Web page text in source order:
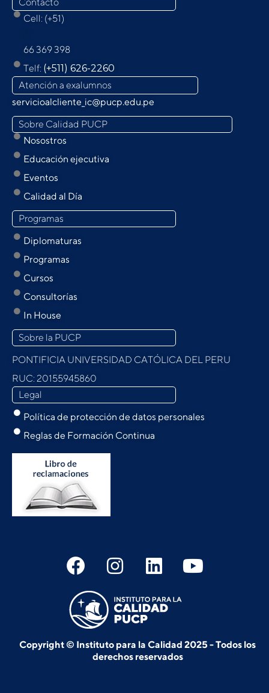
Contacto
Cell: (+51)
66 369 398
Telf: (+511) 626-2260
Atención a exalumnos
servicioalcliente_ic@pucp.edu.pe
Sobre Calidad PUCP
Nosostros
Educación ejecutiva
Eventos
Calidad al Día
Programas
Diplomaturas
Programas
Cursos
Consultorías
In House
Sobre la PUCP
PONTIFICIA UNIVERSIDAD CATÓLICA DEL PERU
RUC: 20155945860
Legal
Política de protección de datos personales
Reglas de Formación Continua
Copyright © Instituto para la Calidad 2025 - Todos los
derechos reservados